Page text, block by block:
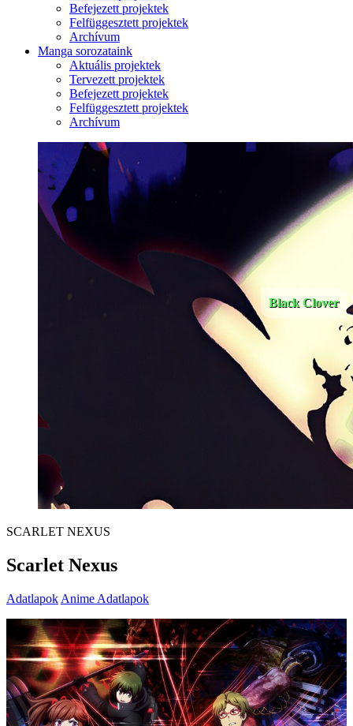
Befejezett projektek
Felfüggesztett projektek
Archívum
Manga sorozataink
Aktuális projektek
Tervezett projektek
Befejezett projektek
Felfüggesztett projektek
Archívum
Black Clover
SCARLET NEXUS
Scarlet Nexus
Adatlapok Anime Adatlapok